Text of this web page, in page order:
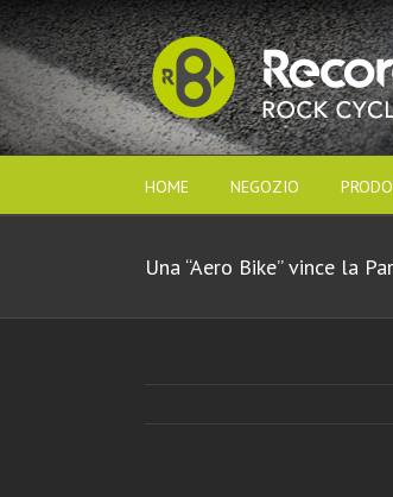
HOME NEGOZIO
Una “Aero Bike” vince la